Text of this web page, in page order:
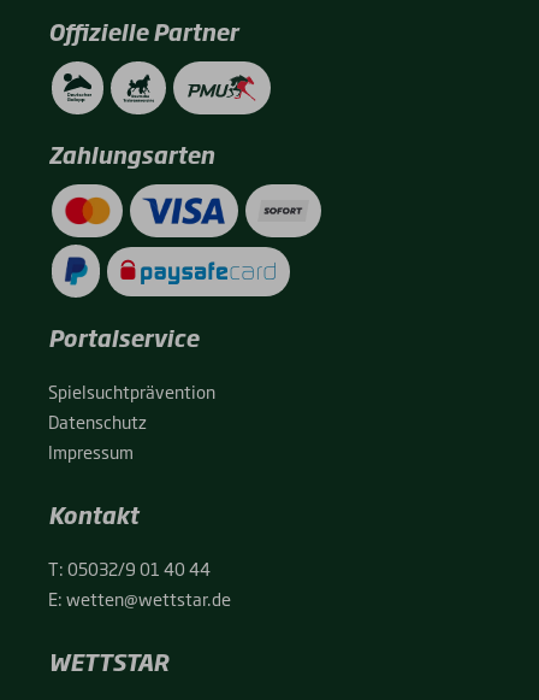
Offizielle Partner
Zahlungsarten
Portalservice
Spiel­sucht­prä­ven­ti­on
Daten­schutz
Impres­sum
Kontakt
T:05032/9 01 40 44
E:wetten@wettstar.de
WETTSTAR